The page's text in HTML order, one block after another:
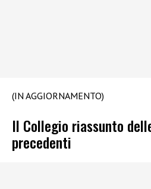
(IN AGGIORNAMENTO)
Il Collegio riassunto
precedenti